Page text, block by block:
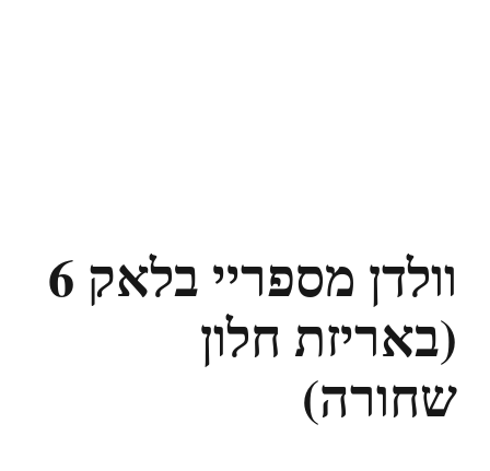
וולדן מספריי בלאק 6
(באריזת חלון
שחורה)